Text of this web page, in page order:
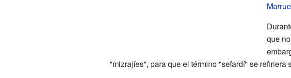
que
"mizrajíes", para que el término "sefardí" se